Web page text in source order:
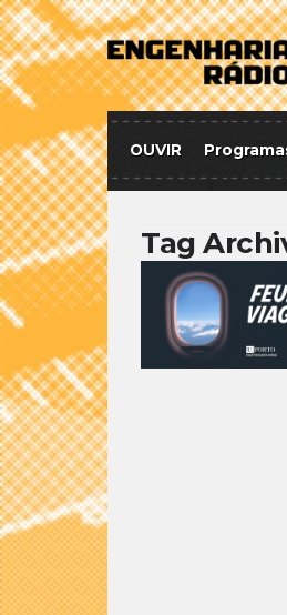
OUVIR
Tag